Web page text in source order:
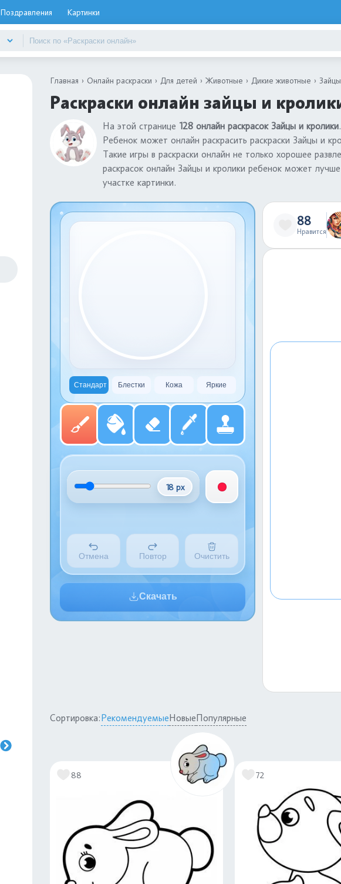
Поздравления Картинки
Главная Онлайн раскраски Для детей Животные Дикие животные
Раскраски онлайн зайцы и
На этой странице 128 онлайн раскрасок Зайцы и кролики
Ребенок может онлайн раскрасить раскраски Зайцы и
Такие игры в раскраски онлайн не только хорошее
раскрасок онлайн Зайцы и кролики ребенок может
участке картинки.
Стандарт Блестки Кожа Яркие
18 px
Отмена Повтор Очистить
Скачать
88
Нравится
Сортировка:РекомендуемыеНовыеПопулярные
88 72